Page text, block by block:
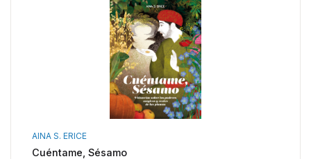
AINA S. ERICE
Cuéntame, Sésamo